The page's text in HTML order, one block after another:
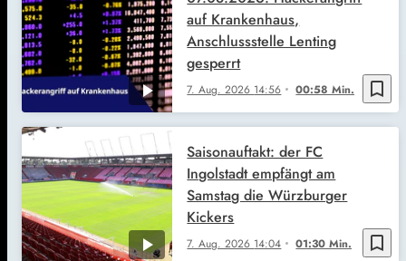
bookmark_border
7. Aug. 2026 14:56 00:58 Min.
auf Krankenhaus,
Anschlussstelle Lenting
gesperrt
bookmark_border
7. Aug. 2026 14:04 01:30 Min.
Saisonauftakt: der FC
Ingolstadt empfängt am
Samstag die Würzburger
Kickers